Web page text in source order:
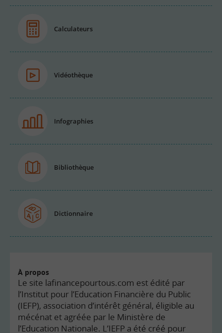
Calculateurs
Vidéothèque
Infographies
Bibliothèque
Dictionnaire
À propos
Le site lafinancepourtous.com est édité par
l’Institut pour l’Education Financière du Public
(IEFP), association d’intérêt général, éligible au
mécénat et agréée par le Ministère de
l’Education Nationale. L’IEFP a été créé pour